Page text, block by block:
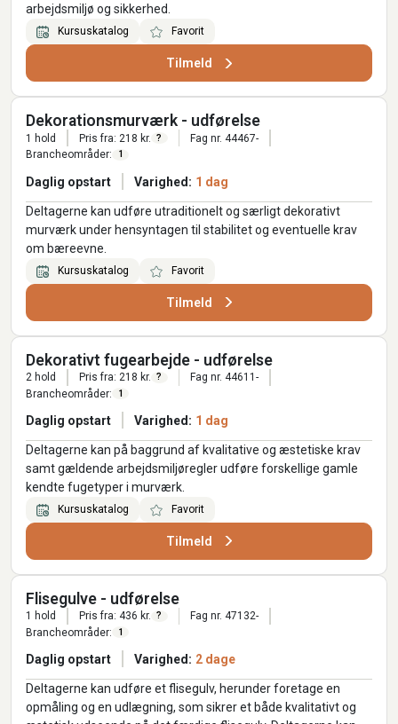
arbejdsmiljø og sikkerhed.
Kursuskatalog Favorit
Tilmeld
Dekorationsmurværk - udførelse
1 hold Pris fra: 218 kr. ?
Fag nr. 44467-
Brancheområder:
1
Daglig opstart Varighed: 1 dag
Deltagerne kan udføre utraditionelt og særligt dekorativt
murværk under hensyntagen til stabilitet og eventuelle krav
om bæreevne.
Kursuskatalog Favorit
Tilmeld
Dekorativt fugearbejde - udførelse
2 hold Pris fra: 218 kr. ?
Fag nr. 44611-
Brancheområder:
1
Daglig opstart Varighed: 1 dag
Deltagerne kan på baggrund af kvalitative og æstetiske krav
samt gældende arbejdsmiljøregler udføre forskellige gamle
kendte fugetyper i murværk.
Kursuskatalog Favorit
Tilmeld
Flisegulve - udførelse
1 hold Pris fra: 436 kr. ?
Fag nr. 47132-
Brancheområder:
1
Daglig opstart Varighed: 2 dage
Deltagerne kan udføre et flisegulv, herunder foretage en
opmåling og en udlægning, som sikrer et både kvalitativt og